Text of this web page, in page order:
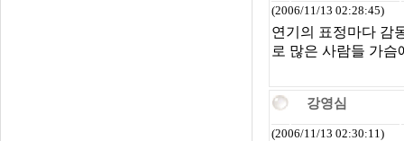
(2006/11/13 02:28:45)
연기의 표정마다 감
로 많은 사람들 가슴
강영심
(2006/11/13 02:30:11)